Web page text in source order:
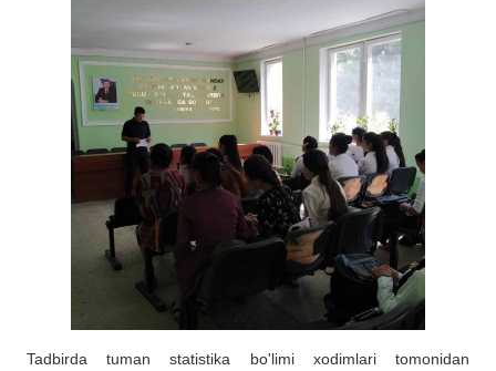
Tadbirda tuman statistika bo'limi xodimlari tomonidan